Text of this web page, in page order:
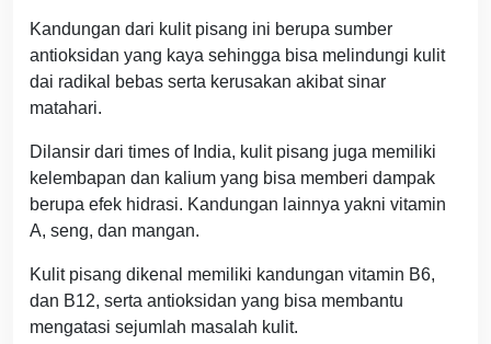
Kandungan dari kulit pisang ini berupa sumber
antioksidan yang kaya sehingga bisa melindungi kulit
dai radikal bebas serta kerusakan akibat sinar
matahari.
Dilansir dari times of India, kulit pisang juga memiliki
kelembapan dan kalium yang bisa memberi dampak
berupa efek hidrasi. Kandungan lainnya yakni vitamin
A, seng, dan mangan.
Kulit pisang dikenal memiliki kandungan vitamin B6,
dan B12, serta antioksidan yang bisa membantu
mengatasi sejumlah masalah kulit.